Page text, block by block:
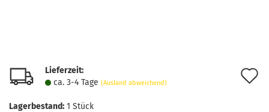
Lieferzeit:
ca. 3-4 Tage (Ausland abweichend)
Lagerbestand: 1 Stück